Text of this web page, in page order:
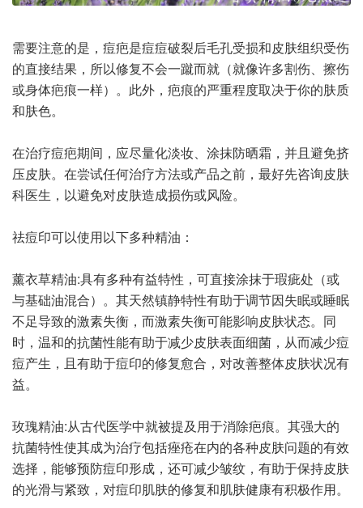
需要注意的是，痘疤是痘痘破裂后毛孔受损和皮肤组织受伤
的直接结果，所以修复不会一蹴而就（就像许多割伤、擦伤
或身体疤痕一样）。此外，疤痕的严重程度取决于你的肤质
和肤色。
在治疗痘疤期间，应尽量化淡妆、涂抹防晒霜，并且避免挤
压皮肤。在尝试任何治疗方法或产品之前，最好先咨询皮肤
科医生，以避免对皮肤造成损伤或风险。
祛痘印可以使用以下多种精油：
薰衣草精油:具有多种有益特性，可直接涂抹于瑕疵处（或
与基础油混合）。其天然镇静特性有助于调节因失眠或睡眠
不足导致的激素失衡，而激素失衡可能影响皮肤状态。同
时，温和的抗菌性能有助于减少皮肤表面细菌，从而减少痘
痘产生，且有助于痘印的修复愈合，对改善整体皮肤状况有
益。
玫瑰精油:从古代医学中就被提及用于消除疤痕。其强大的
抗菌特性使其成为治疗包括痤疮在内的各种皮肤问题的有效
选择，能够预防痘印形成，还可减少皱纹，有助于保持皮肤
的光滑与紧致，对痘印肌肤的修复和肌肤健康有积极作用。